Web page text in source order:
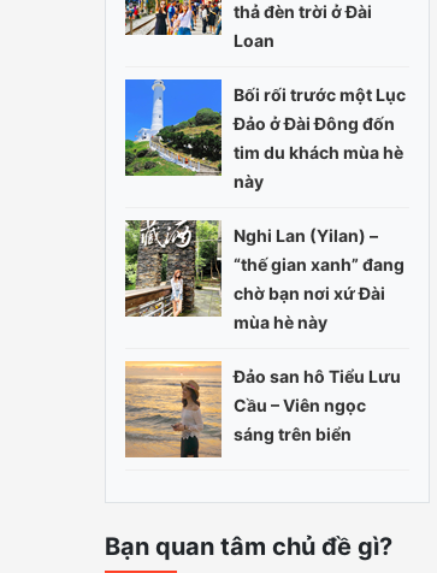
thả đèn trời ở Đài
Loan
Bối rối trước một Lục
Đảo ở Đài Đông đốn
tim du khách mùa hè
này
Nghi Lan (Yilan) –
“thế gian xanh” đang
chờ bạn nơi xứ Đài
mùa hè này
Đảo san hô Tiểu Lưu
Cầu – Viên ngọc
sáng trên biển
Bạn quan tâm chủ đề gì?